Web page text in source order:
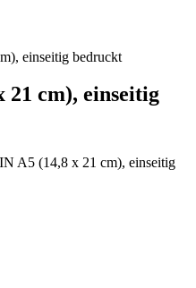
einseitig bedruckt
21 cm), einseitig